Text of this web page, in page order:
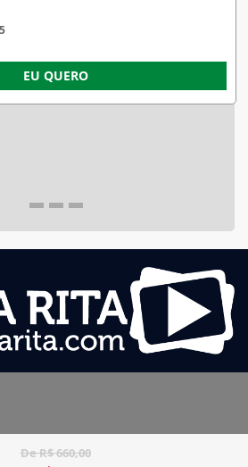
EU QUERO
De R$ 660,00